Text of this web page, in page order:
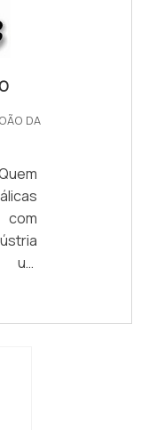
DA
um
a
o